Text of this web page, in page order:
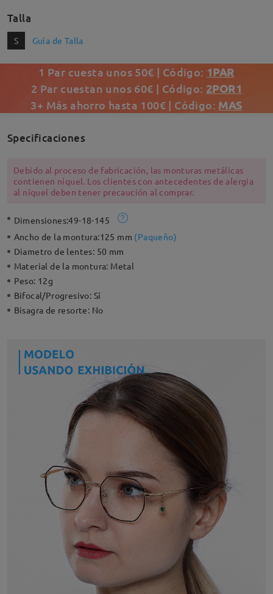
Talla
S Guía de Talla
1 Par cuesta unos 50€ | Código: 1PAR
2 Par cuestan unos 60€ | Código: 2POR1
3+ Más ahorro hasta 100€ | Código: MAS
Specificaciones
Debido al proceso de fabricación, las monturas metálicas
contienen níquel. Los clientes con antecedentes de alergia
al níquel deben tener precaución al comprar.
Dimensiones:49-18-145
Ancho de la montura:125 mm (Paqueño)
Diametro de lentes: 50 mm
Material de la montura: Metal
Peso: 12g
Bifocal/Progresivo: Sí
Bisagra de resorte: No